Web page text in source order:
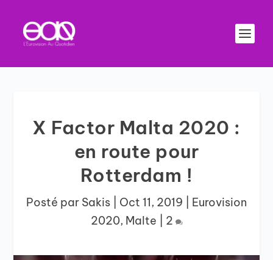
X Factor Malta 2020 :
en route pour
Rotterdam !
Posté par Sakis Oct 11, 2019
Eurovision
2020, Malte 2